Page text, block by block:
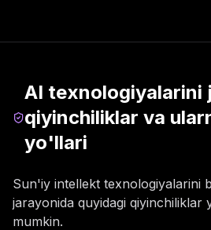
AI texnologiyalarini
qiyinchiliklar va
yo'llari
Sun'iy intellekt texnologiyalarini
jarayonida quyidagi qiyinchiliklar
mumkin.